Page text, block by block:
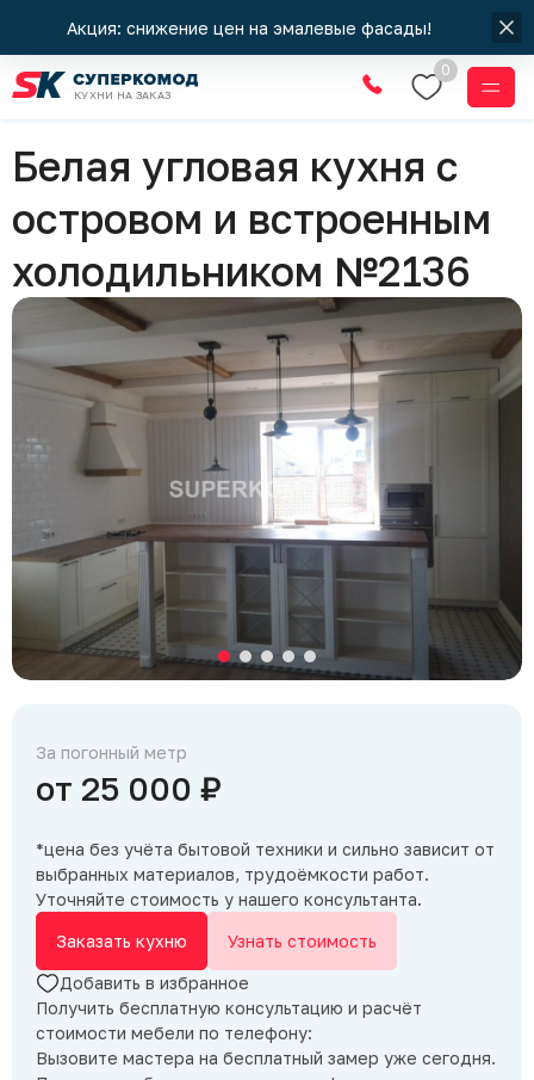
Акция: снижение цен на эмалевые фасады!
КУХНИ НА ЗАКАЗ
0
Кухни
Белая угловая кухня с
островом и встроенным
холодильником №2136
За погонный метр
от 25 000 ₽
*цена без учёта бытовой техники и сильно зависит от
выбранных материалов, трудоёмкости работ.
Уточняйте стоимость у нашего консультанта.
Заказать кухню Узнать стоимость
Добавить в избранное
Получить бесплатную консультацию и расчёт
стоимости мебели по телефону:
Вызовите мастера на бесплатный замер уже сегодня.